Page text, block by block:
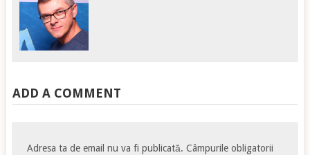
ADD A COMMENT
Adresa ta de email nu va fi publicată. Câmpurile obligatorii